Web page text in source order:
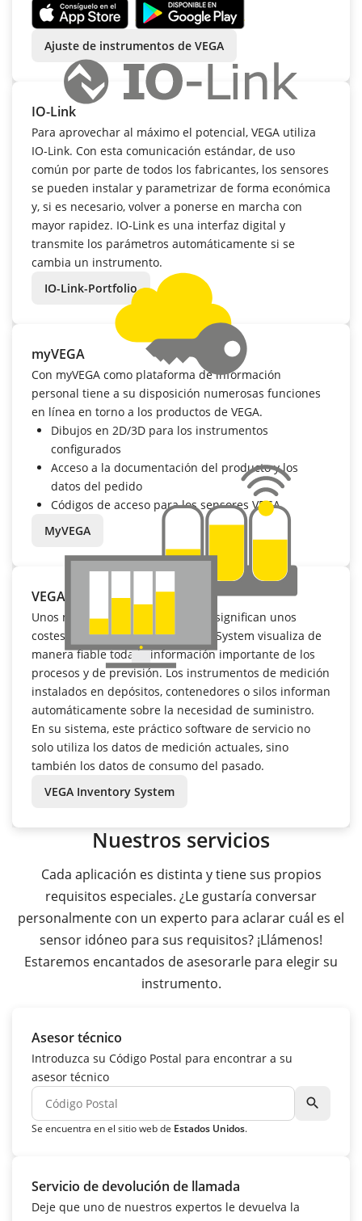
Ajuste de instrumentos de VEGA
IO-Link
Para aprovechar al máximo el potencial, VEGA utiliza
IO-Link. Con esta comunicación estándar, de uso
común por parte de todos los fabricantes, los sensores
se pueden instalar y parametrizar de forma económica
y, si es necesario, volver a ponerse en marcha con
mayor rapidez. IO-Link es una interfaz digital y
transmite los parámetros automáticamente si se
cambia un instrumento.
IO-Link-Portfolio
myVEGA
Con myVEGA como plataforma de información
personal tiene a su disposición numerosas funciones
en línea en torno a los productos de VEGA.
Dibujos en 2D/3D para los instrumentos
configurados
Acceso a la documentación del producto y los
datos del pedido
Códigos de acceso para los sensores VEGA
MyVEGA
VEGA Inventory System
Unos niveles de stocks más bajos significan unos
costes más bajos. VEGA Inventory System visualiza de
manera fiable toda la información importante de los
procesos y de previsión. Los instrumentos de medición
instalados en depósitos, contenedores o silos informan
automáticamente sobre la necesidad de suministro.
En su sistema, este práctico software de servicio no
solo utiliza los datos de medición actuales, sino
también los datos de consumo del pasado.
VEGA Inventory System
Nuestros servicios
Cada aplicación es distinta y tiene sus propios
requisitos especiales. ¿Le gustaría conversar
personalmente con un experto para aclarar cuál es el
sensor idóneo para sus requisitos? ¡Llámenos!
Estaremos encantados de asesorarle para elegir su
instrumento.
Asesor técnico
Introduzca su Código Postal para encontrar a su
asesor técnico
search
Se encuentra en el sitio web de Estados Unidos.
Servicio de devolución de llamada
Deje que uno de nuestros expertos le devuelva la